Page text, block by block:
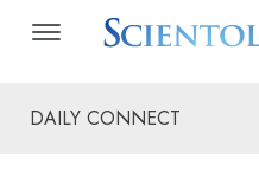
DAILY CONNECT